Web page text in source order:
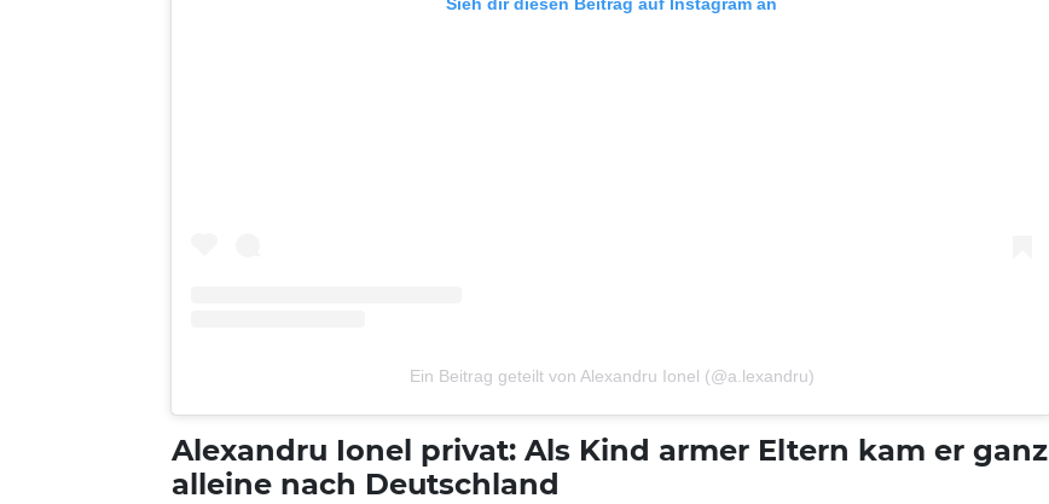
Ein Beitrag geteilt von Alexandru Ionel (@a.lexandru)
Alexandru Ionel privat: Als Kind armer Eltern kam er ganz
alleine nach Deutschland